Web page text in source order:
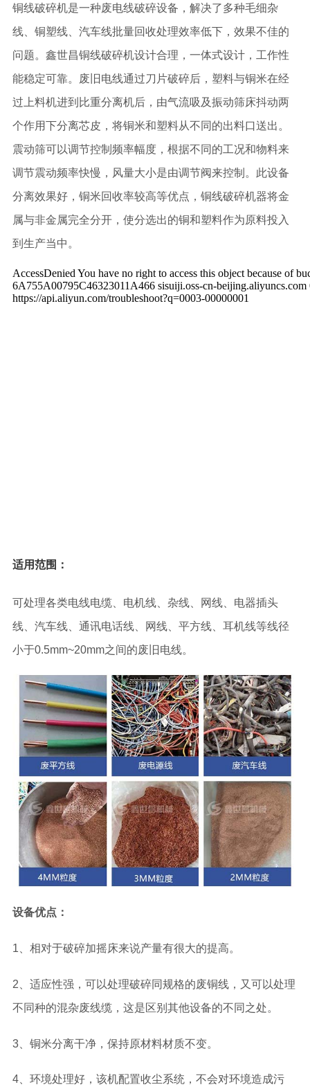
铜线破碎机是一种废电线破碎设备，解决了多种毛细杂
线、铜塑线、汽车线批量回收处理效率低下，效果不佳的
问题。鑫世昌铜线破碎机设计合理，一体式设计，工作性
能稳定可靠。废旧电线通过刀片破碎后，塑料与铜米在经
过上料机进到比重分离机后，由气流吸及振动筛床抖动两
个作用下分离芯皮，将铜米和塑料从不同的出料口送出。
震动筛可以调节控制频率幅度，根据不同的工况和物料来
调节震动频率快慢，风量大小是由调节阀来控制。此设备
分离效果好，铜米回收率较高等优点，铜线破碎机器将金
属与非金属完全分开，使分选出的铜和塑料作为原料投入
到生产当中。
适用范围：
可处理各类电线电缆、电机线、杂线、网线、电器插头
线、汽车线、通讯电话线、网线、平方线、耳机线等线径
小于0.5mm~20mm之间的废旧电线。
设备优点：
1、相对于破碎加摇床来说产量有很大的提高。
2、适应性强，可以处理破碎同规格的废铜线，又可以处理
不同种的混杂废线缆，这是区别其他设备的不同之处。
3、铜米分离干净，保持原材料材质不变。
4、环境处理好，该机配置收尘系统，不会对环境造成污